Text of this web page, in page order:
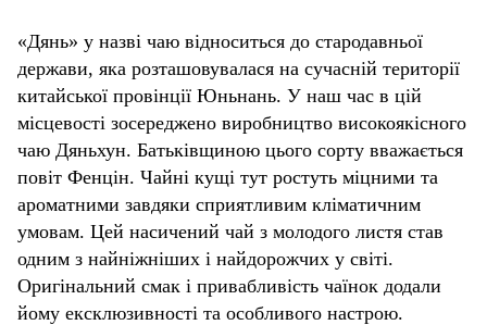
«Дянь» у назві чаю відноситься до стародавньої
держави, яка розташовувалася на сучасній території
китайської провінції Юньнань. У наш час в цій
місцевості зосереджено виробництво високоякісного
чаю Дяньхун. Батьківщиною цього сорту вважається
повіт Фенцін. Чайні кущі тут ростуть міцними та
ароматними завдяки сприятливим кліматичним
умовам. Цей насичений чай з молодого листя став
одним з найніжніших і найдорожчих у світі.
Оригінальний смак і привабливість чаїнок додали
йому ексклюзивності та особливого настрою.